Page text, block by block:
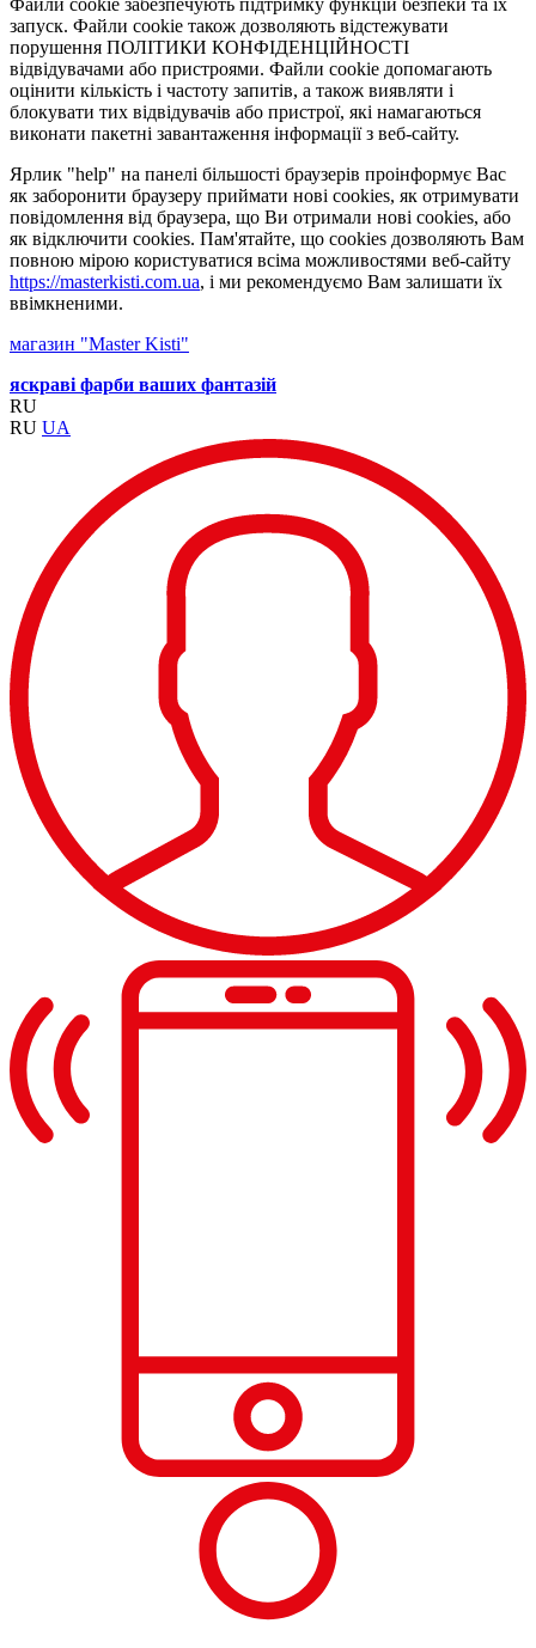
Файли cookie забезпечують підтримку функцій безпеки та їх
запуск. Файли cookie також дозволяють відстежувати
порушення ПОЛІТИКИ КОНФІДЕНЦІЙНОСТІ
відвідувачами або пристроями. Файли cookie допомагають
оцінити кількість і частоту запитів, а також виявляти і
блокувати тих відвідувачів або пристрої, які намагаються
виконати пакетні завантаження інформації з веб-сайту.
Ярлик "help" на панелі більшості браузерів проінформує Вас
як заборонити браузеру приймати нові cookies, як отримувати
повідомлення від браузера, що Ви отримали нові cookies, або
як відключити cookies. Пам'ятайте, що cookies дозволяють Вам
повною мірою користуватися всіма можливостями веб-сайту
https://masterkisti.com.ua, і ми рекомендуємо Вам залишати їх
ввімкненими.
магазин "Master Kisti"
яскраві фарби ваших фантазій
RU
RU UA